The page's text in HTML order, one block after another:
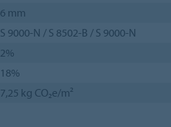
6 mm
S 9000-N / S 8502-B / S 9000-N
2%
18%
7,25 kg CO₂e/m²